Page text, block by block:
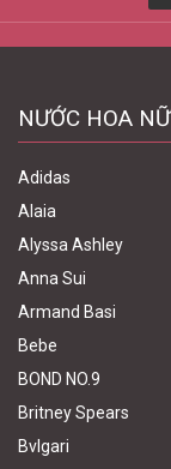
NƯỚC HOA NỮ
Adidas
Alaia
Alyssa Ashley
Anna Sui
Armand Basi
Bebe
BOND NO.9
Britney Spears
Bvlgari